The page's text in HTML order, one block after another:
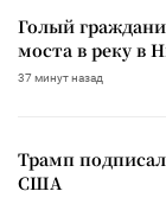
Голый
моста в реку в
37 минут назад
Трамп подписал
США